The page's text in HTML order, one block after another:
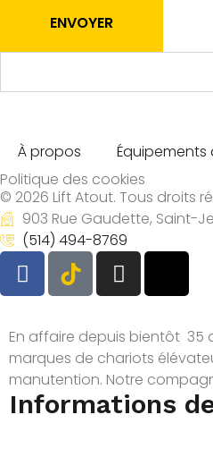
o
d
u
i
t
ENVOYER
À propos
Politique des cookies
© 2026 Lift Atout. Tous droits
903 Rue Gaudette, Saint-
(514) 494-8769
En affaire depuis bientôt 35
marques de chariots
manutention. Notre
Informations